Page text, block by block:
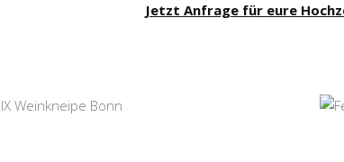
Jetzt Anfrage für eure